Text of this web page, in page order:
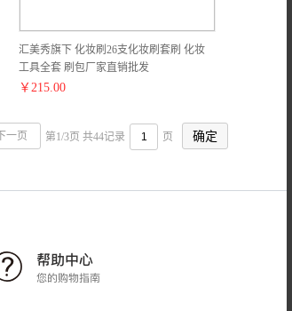
汇美秀旗下 化妆刷26支化妆刷套刷 化妆
工具全套 刷包厂家直销批发
￥ 215.00
下一页 第1/3页 共44记录 页